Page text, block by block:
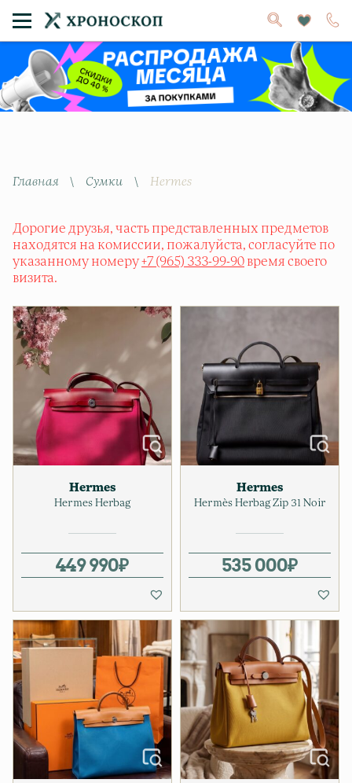
Главная \ Сумки \ Hermes
Дорогие друзья, часть представленных предметов
находятся на комиссии, пожалуйста, согласуйте по
указанному номеру+7 (965) 333-99-90 время своего
визита.
Hermes
Hermes Herbag
449 990₽
Hermes
Hermès Herbag Zip 31 Noir
535 000₽